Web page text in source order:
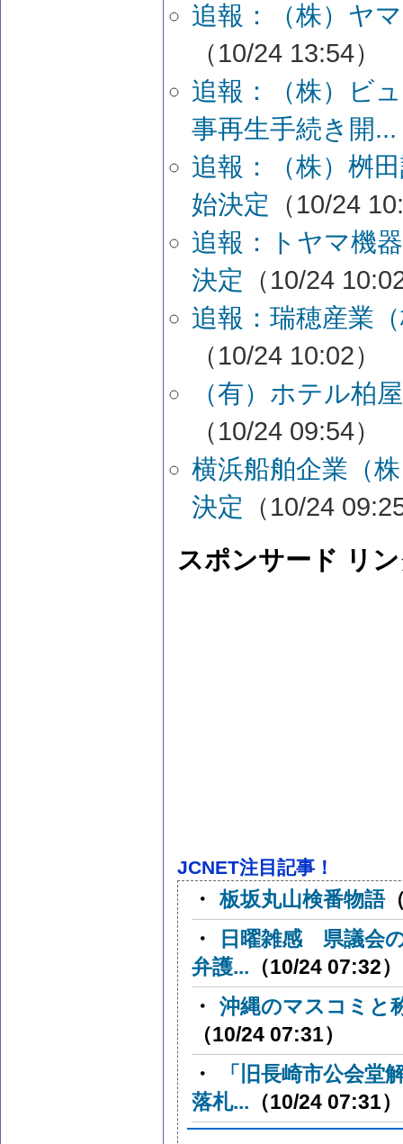
追報：（株）ヤ
（10/24 13:54）
追報：（株）ビ
事再生手続き開...
追報：（株）桝
始決定 （10/24
追報：トヤマ機
決定 （10/24
追報：瑞穂産業
（10/24 10:02）
（有）ホテル柏
（10/24 09:54）
横浜船舶企業（
決定 （10/24
スポンサード リ
JCNET注目記事！
・ 板坂丸山検番物語
・
日曜雑感 県議会
弁護... （10/24 07:32）
・ 沖縄のマスコミと
（10/24 07:31）
・
「旧長崎市公会堂
落札... （10/24 07:31）